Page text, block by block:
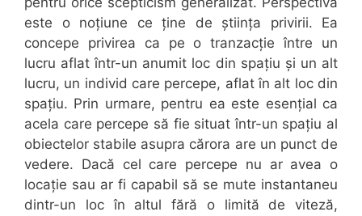
este o noțiune ce ține de știința privirii. Ea
concepe privirea ca pe o tranzacție între un
lucru aflat într-un anumit loc din spațiu și un alt
lucru, un individ care percepe, aflat în alt loc din
spațiu. Prin urmare, pentru ea este esențial ca
acela care percepe să fie situat într-un spațiu al
obiectelor stabile asupra cărora are un punct de
vedere. Dacă cel care percepe nu ar avea o
locație sau ar fi capabil să se mute instantaneu
dintr-un loc în altul fără o limită de viteză,